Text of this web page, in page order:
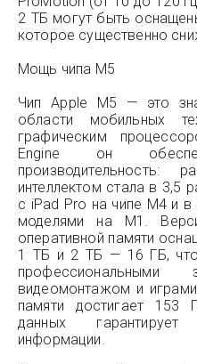
2 ТБ могут быть
которое существенно
Мощь чипа M5
Чип Apple M5 — это
области мобильных
графическим
Engine он
производительность:
интеллектом стала в 3,5
с iPad Pro на чипе M4 и
моделями на M1.
оперативной памяти
1 ТБ и 2 ТБ — 16 ГБ, что
профессиональными
видеомонтажом и
памяти достигает 153
данных
информации.